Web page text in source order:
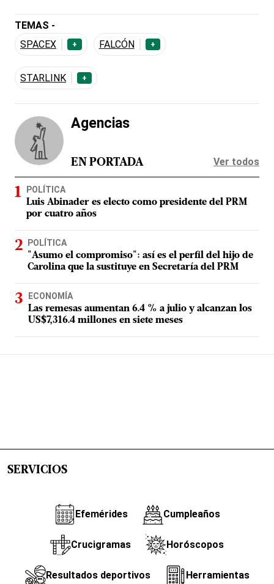
TEMAS -
SPACEX
+ FALCÓN +
STARLINK +
Agencias
EN PORTADA Ver todos
POLÍTICA
Luis Abinader es electo como presidente del PRM
por cuatro años
POLÍTICA
"Asumo el compromiso": así es el perfil del hijo de
Carolina que la sustituye en Secretaría del PRM
ECONOMÍA
Las remesas aumentan 6.4 % a julio y alcanzan los
US$7,316.4 millones en siete meses
SERVICIOS
Efemérides Cumpleaños
Crucigramas Horóscopos
Resultados deportivos Herramientas